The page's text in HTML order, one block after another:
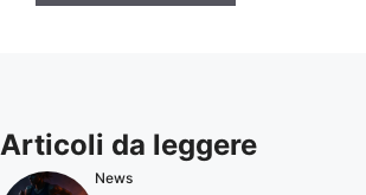
Articoli da leggere
News